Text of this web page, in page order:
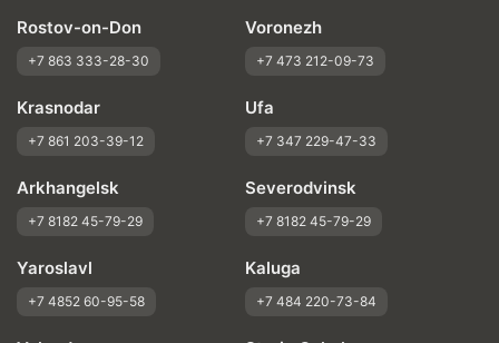
Rostov-on-Don
+7 863 333-28-30
Voronezh
+7 473 212-09-73
Krasnodar
+7 861 203-39-12
Ufa
+7 347 229-47-33
Arkhangelsk
+7 8182 45-79-29
Severodvinsk
+7 8182 45-79-29
Yaroslavl
+7 4852 60-95-58
Kaluga
+7 484 220-73-84